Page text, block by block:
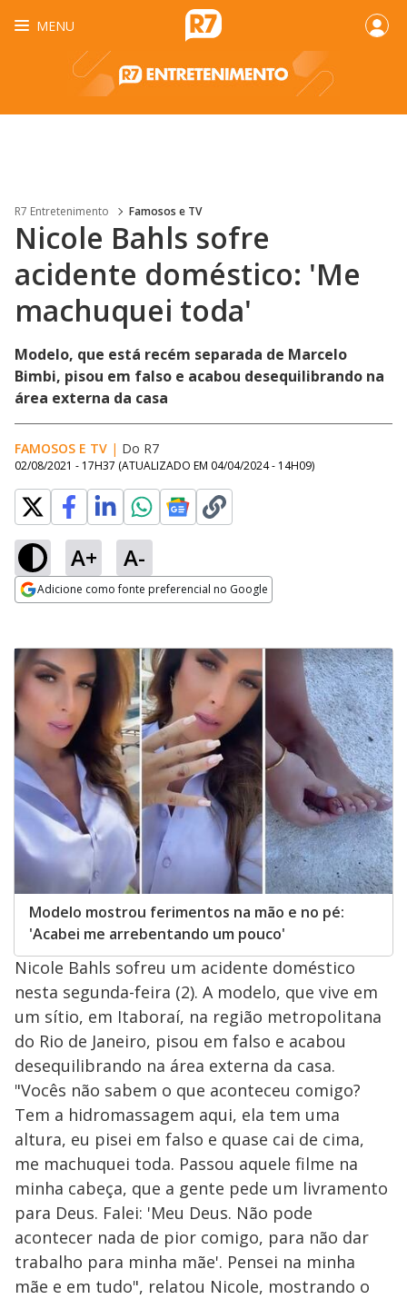
MENU
R7 Entretenimento Famosos e TV
Nicole Bahls sofre
acidente doméstico: 'Me
machuquei toda'
Modelo, que está recém separada de Marcelo
Bimbi, pisou em falso e acabou desequilibrando na
área externa da casa
FAMOSOS E TV | Do R7
02/08/2021 - 17H37 (ATUALIZADO EM 04/04/2024 - 14H09)
A+ A-
Adicione como fonte preferencial no Google
Modelo mostrou ferimentos na mão e no pé:
'Acabei me arrebentando um pouco'
Nicole Bahls sofreu um acidente doméstico
nesta segunda-feira (2). A modelo, que vive em
um sítio, em Itaboraí, na região metropolitana
do Rio de Janeiro, pisou em falso e acabou
desequilibrando na área externa da casa.
"Vocês não sabem o que aconteceu comigo?
Tem a hidromassagem aqui, ela tem uma
altura, eu pisei em falso e quase cai de cima,
me machuquei toda. Passou aquele filme na
minha cabeça, que a gente pede um livramento
para Deus. Falei: 'Meu Deus. Não pode
acontecer nada de pior comigo, para não dar
trabalho para minha mãe'. Pensei na minha
mãe e em tudo", relatou Nicole, mostrando o